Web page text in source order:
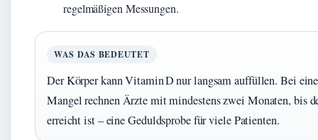
regelmäßigen Messungen.
WAS DAS BEDEUTET
Der Körper kann Vitamin D nur langsam auffüllen. Bei
Mangel rechnen Ärzte mit mindestens zwei Monaten, bis
erreicht ist – eine Geduldsprobe für viele Patienten.